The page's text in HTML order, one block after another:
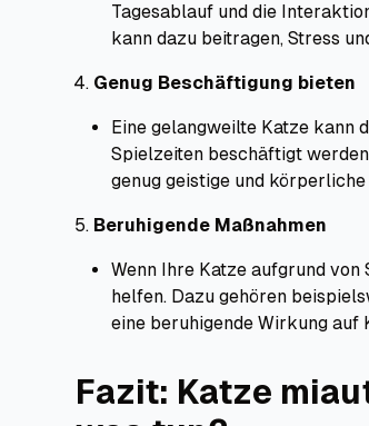
Tagesablauf und die
kann dazu beitragen, Stress
Genug Beschäftigung bieten
Eine gelangweilte Katze kann
Spielzeiten beschäftigt
genug geistige und
Beruhigende Maßnahmen
Wenn Ihre Katze aufgrund
helfen. Dazu gehören
eine beruhigende Wirkung auf
Fazit: Katze